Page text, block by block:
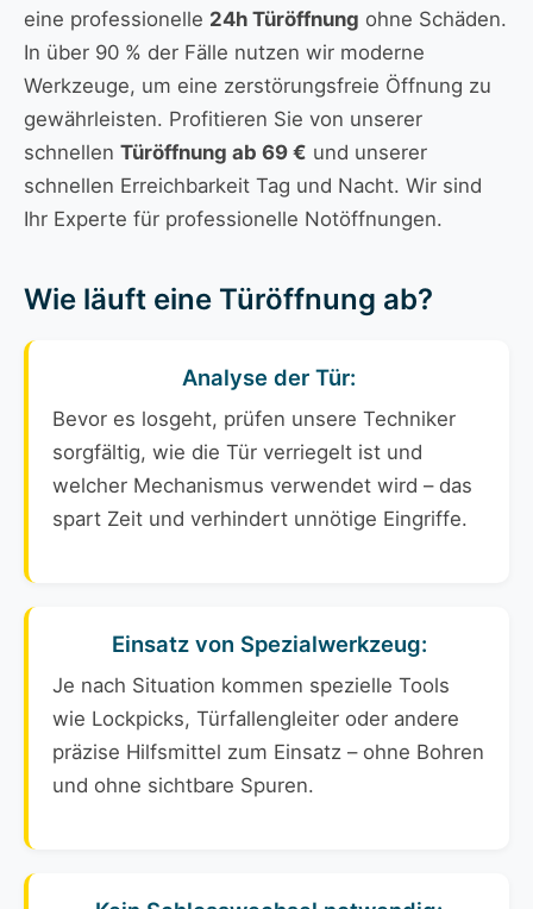
eine professionelle 24h Türöffnung ohne Schäden.
In über 90 % der Fälle nutzen wir moderne
Werkzeuge, um eine zerstörungsfreie Öffnung zu
gewährleisten. Profitieren Sie von unserer
schnellen Türöffnung ab 69 € und unserer
schnellen Erreichbarkeit Tag und Nacht. Wir sind
Ihr Experte für professionelle Notöffnungen.
Wie läuft eine Türöffnung ab?
Analyse der Tür:
Bevor es losgeht, prüfen unsere Techniker
sorgfältig, wie die Tür verriegelt ist und
welcher Mechanismus verwendet wird – das
spart Zeit und verhindert unnötige Eingriffe.
Einsatz von Spezialwerkzeug:
Je nach Situation kommen spezielle Tools
wie Lockpicks, Türfallengleiter oder andere
präzise Hilfsmittel zum Einsatz – ohne Bohren
und ohne sichtbare Spuren.